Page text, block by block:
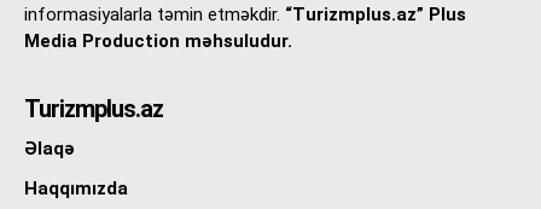
informasiyalarla təmin etməkdir. “Turizmplus.az” Plus
Media Production məhsuludur.
Turizmplus.az
Əlaqə
Haqqımızda